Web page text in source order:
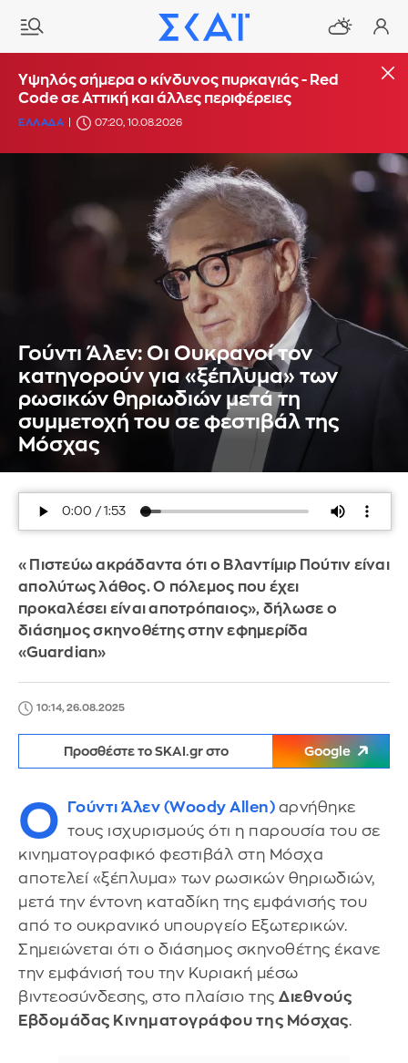
Υψηλός σήμερα ο κίνδυνος πυρκαγιάς - Red
Code σε Αττική και άλλες περιφέρειες
ΕΛΛΑΔΑ 07:20, 10.08.2026
Γούντι Άλεν: Οι Ουκρανοί τον
κατηγορούν για «ξέπλυμα» των
ρωσικών θηριωδιών μετά τη
συμμετοχή του σε φεστιβάλ της
Μόσχας
«Πιστεύω ακράδαντα ότι ο Βλαντίμιρ Πούτιν είναι
απολύτως λάθος. Ο πόλεμος που έχει
προκαλέσει είναι αποτρόπαιος», δήλωσε ο
διάσημος σκηνοθέτης στην εφημερίδα
«Guardian»
10:14, 26.08.2025
Προσθέστε το SKAI.gr στο Google
Ο Γούντι Άλεν (Woody Allen) αρνήθηκε
τους ισχυρισμούς ότι η παρουσία του σε
κινηματογραφικό φεστιβάλ στη Μόσχα
αποτελεί «ξέπλυμα» των ρωσικών θηριωδιών,
μετά την έντονη καταδίκη της εμφάνισής του
από το ουκρανικό υπουργείο Εξωτερικών.
Σημειώνεται ότι ο διάσημος σκηνοθέτης έκανε
την εμφάνισή του την Κυριακή μέσω
βιντεοσύνδεσης, στο πλαίσιο της Διεθνούς
Εβδομάδας Κινηματογράφου της Μόσχας.